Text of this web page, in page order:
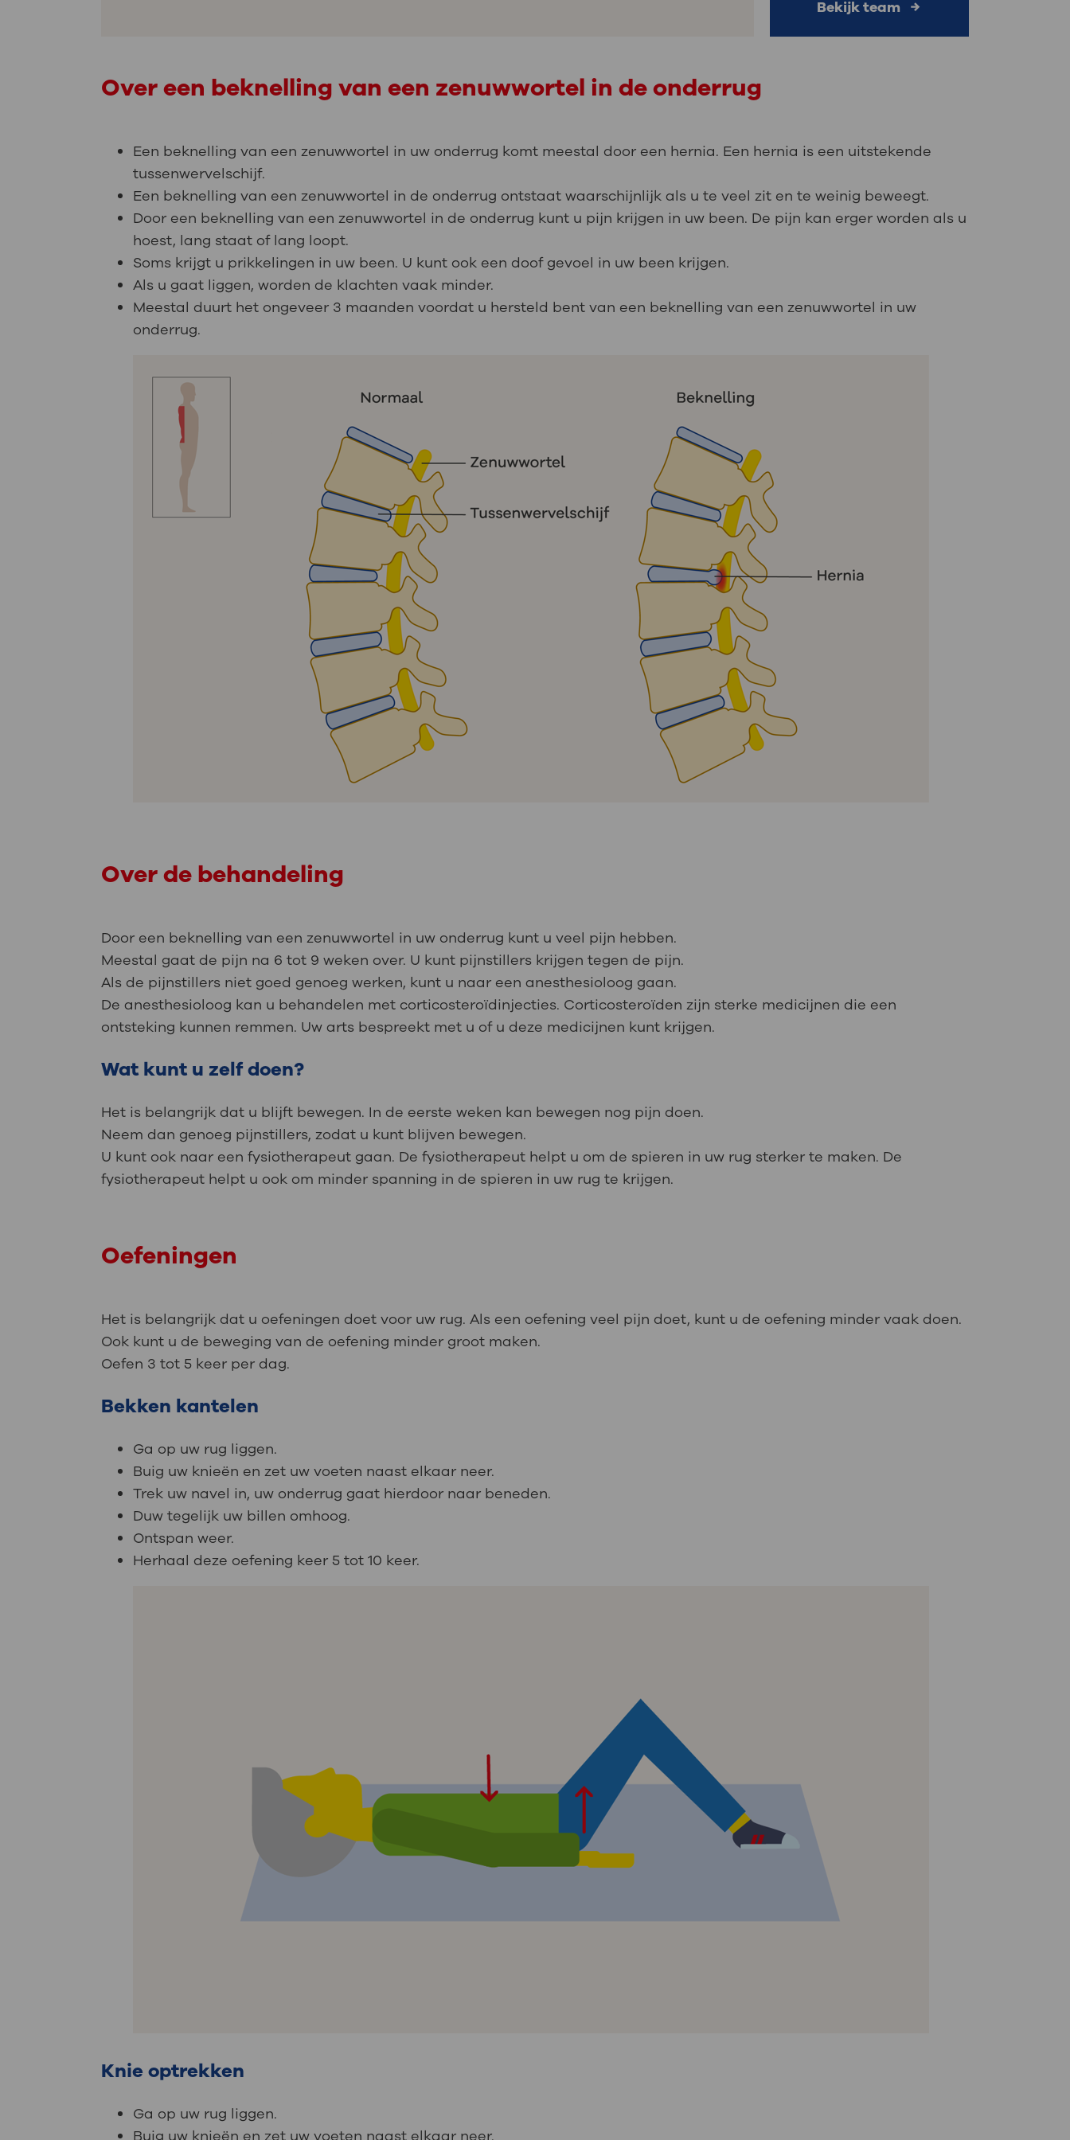
Bekijk team
Over een beknelling van een zenuwwortel in de onderrug
Een beknelling van een zenuwwortel in uw onderrug komt meestal door een hernia. Een hernia is een uitstekende
tussenwervelschijf.
Een beknelling van een zenuwwortel in de onderrug ontstaat waarschijnlijk als u te veel zit en te weinig beweegt.
Door een beknelling van een zenuwwortel in de onderrug kunt u pijn krijgen in uw been. De pijn kan erger worden als u
hoest, lang staat of lang loopt.
Soms krijgt u prikkelingen in uw been. U kunt ook een doof gevoel in uw been krijgen.
Als u gaat liggen, worden de klachten vaak minder.
Meestal duurt het ongeveer 3 maanden voordat u hersteld bent van een beknelling van een zenuwwortel in uw
onderrug.
Over de behandeling
Door een beknelling van een zenuwwortel in uw onderrug kunt u veel pijn hebben.
Meestal gaat de pijn na 6 tot 9 weken over. U kunt pijnstillers krijgen tegen de pijn.
Als de pijnstillers niet goed genoeg werken, kunt u naar een anesthesioloog gaan.
De anesthesioloog kan u behandelen met corticosteroïdinjecties. Corticosteroïden zijn sterke medicijnen die een
ontsteking kunnen remmen. Uw arts bespreekt met u of u deze medicijnen kunt krijgen.
Wat kunt u zelf doen?
Het is belangrijk dat u blijft bewegen. In de eerste weken kan bewegen nog pijn doen.
Neem dan genoeg pijnstillers, zodat u kunt blijven bewegen.
U kunt ook naar een fysiotherapeut gaan. De fysiotherapeut helpt u om de spieren in uw rug sterker te maken. De
fysiotherapeut helpt u ook om minder spanning in de spieren in uw rug te krijgen.
Oefeningen
Het is belangrijk dat u oefeningen doet voor uw rug. Als een oefening veel pijn doet, kunt u de oefening minder vaak doen.
Ook kunt u de beweging van de oefening minder groot maken.
Oefen 3 tot 5 keer per dag.
Bekken kantelen
Ga op uw rug liggen.
Buig uw knieën en zet uw voeten naast elkaar neer.
Trek uw navel in, uw onderrug gaat hierdoor naar beneden.
Duw tegelijk uw billen omhoog.
Ontspan weer.
Herhaal deze oefening keer 5 tot 10 keer.
Knie optrekken
Ga op uw rug liggen.